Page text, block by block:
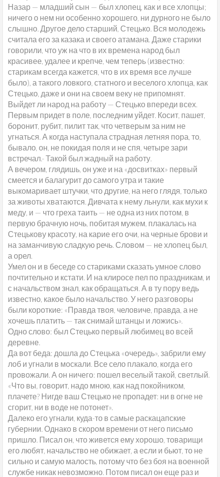
Назар — младший сын — был хлопец, как и все хлопцы;
ничего о нем ни особенно хорошего, ни дурного не было
слышно. Другое дело старший, Стецько. Вся молодежь
считала его за казака и своего атамана. Даже старики
говорили, что уж на что в их времена народ был
красивее, удалее и крепче, чем теперь (известно:
старикам всегда кажется, что в их время все лучше
было), а такого ловкого, статного и веселого хлопца, как
Стецько, даже и они на своем веку не припомнят.
Выйдет ли народ на работу — Стецько впереди всех.
Первым придет в поле, последним уйдет. Косит, пашет,
боронит, рубит, пилит так, что четверым за ним не
угнаться. А когда наступала страдная летняя пора, то,
бывало, он, не покидая поля и не спя, четыре зари
встречал.- Такой был жадный на работу.
А вечером, глядишь, он уже и на «досвитках» первый
смеется и балагурит до самого утра и такие
выкомаривает штучки, что другие, на него глядя, только
за животы хватаются. Дивчата к нему льнули, как мухи к
меду, и — что греха таить — не одна из них потом, в
первую брачную ночь, побитая мужем, плакалась на
Стецькову красоту, на карие его очи, на черные брови и
на заманчивую сладкую речь. Словом — не хлопец был,
а орел.
Умел он и в беседе со стариками сказать умное слово
почтительно и кстати. И на клиросе пел по праздникам, и
с начальством знал, как обращаться. А в ту пору ведь
известно, какое было начальство. У него разговоры
были короткие: «Правда твоя, человиче, правда, а не
хочешь платить — так снимай штанцы и ложись».
Одно слово: был Стецько первый любимец во всей
деревне.
Да вот беда: дошла до Стецька «очередь», забрили ему
лоб и угнали в москали. Все село плакало, когда его
провожали. А он ничего: пошел веселый такой, светлый.
«Что вы, говорит, надо мною, как над покойником,
плачете? Нигде ваш Стецько не пропадет: ни в огне не
сгорит, ни в воде не потонет».
Далеко его угнали, куда-то в самые раскацапские
губернии. Однако в скором времени от него письмо
пришло. Писал он, что живется ему хорошо, товарищи
его любят, начальство не обижает, а если и бьют, то не
сильно и самую малость, потому что без боя на военной
службе никак невозможно. Потом писал он еще раз и